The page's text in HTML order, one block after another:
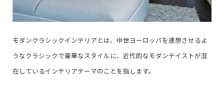
モダンクラシックインテリアとは、中世ヨーロッパを連想させるよ
うなクラシックで豪華なスタイルに、近代的なモダンテイストが混
在しているインテリアテーマのことを指します。